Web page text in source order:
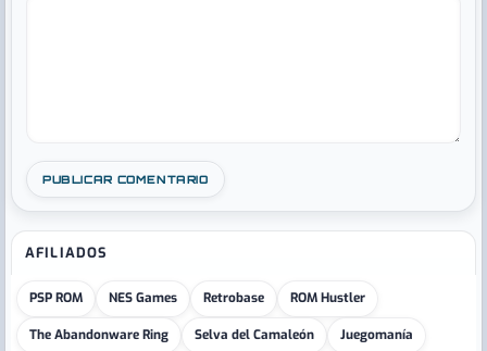
AFILIADOS
PSP ROM NES Games Retrobase ROM Hustler
The Abandonware Ring Selva del Camaleón Juegomanía